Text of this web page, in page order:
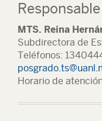
MTS. Reina
Subdirectora de
Teléfonos:
Horario de